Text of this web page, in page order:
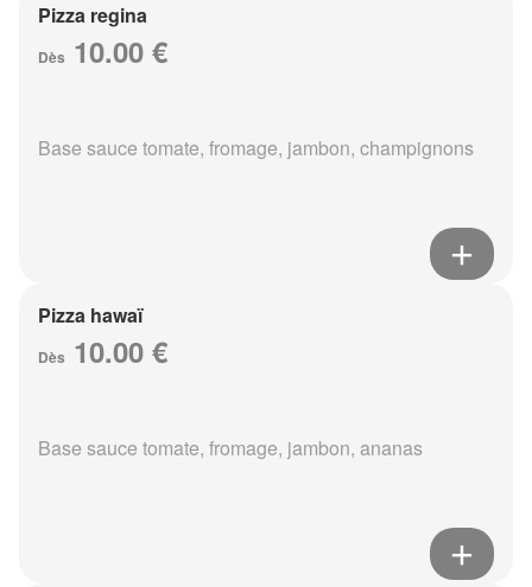
Pizza regina
Dès 10.00 €
Base sauce tomate, fromage, jambon, champignons
Pizza hawaï
Dès 10.00 €
Base sauce tomate, fromage, jambon, ananas